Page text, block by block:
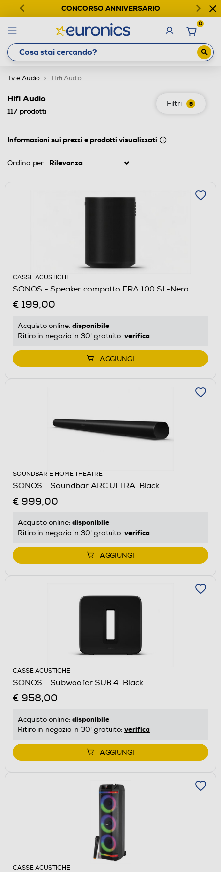
CONCORSO ANNIVERSARIO
0
Tv e Audio Hifi Audio
Filtri 5
Hifi Audio
117prodotti
Informazioni sui prezzi e prodotti visualizzati
Ordina per:
CASSE ACUSTICHE
SONOS - Speaker compatto ERA 100 SL-Nero
€ 199,00
Acquisto online: disponibile
Ritiro in negozio in 30' gratuito: verifica
AGGIUNGI
SOUNDBAR E HOME THEATRE
SONOS - Soundbar ARC ULTRA-Black
€ 999,00
Acquisto online: disponibile
Ritiro in negozio in 30' gratuito: verifica
AGGIUNGI
CASSE ACUSTICHE
SONOS - Subwoofer SUB 4-Black
€ 958,00
Acquisto online: disponibile
Ritiro in negozio in 30' gratuito: verifica
AGGIUNGI
CASSE ACUSTICHE